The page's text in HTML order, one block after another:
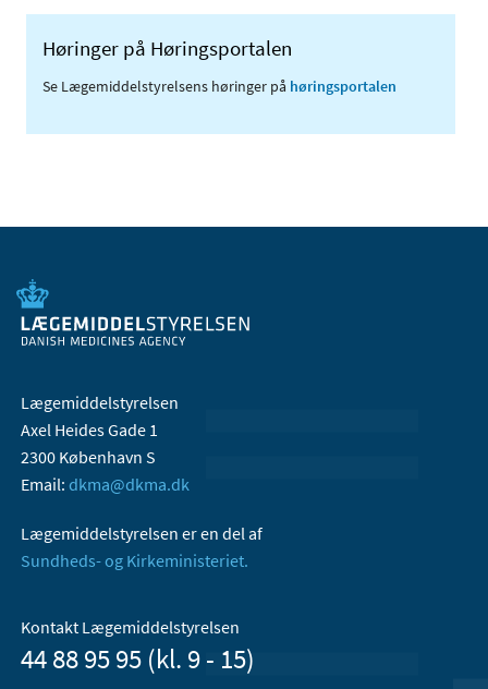
Høringer på Høringsportalen
Se Lægemiddelstyrelsens høringer på høringsportalen
Lægemiddelstyrelsen
Axel Heides Gade 1
2300 København S
Email: dkma@dkma.dk
Lægemiddelstyrelsen er en del af
Sundheds- og Kirkeministeriet.
Kontakt Lægemiddelstyrelsen
44 88 95 95 (kl. 9 - 15)